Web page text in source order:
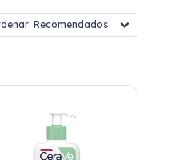
Recomendados